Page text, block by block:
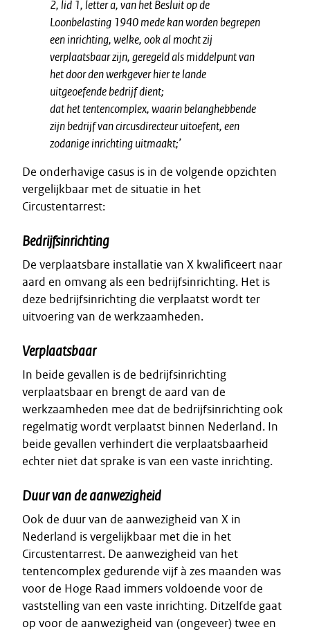
2, lid 1, letter a, van het Besluit op de
Loonbelasting 1940 mede kan worden begrepen
een inrichting, welke, ook al mocht zij
verplaatsbaar zijn, geregeld als middelpunt van
het door den werkgever hier te lande
uitgeoefende bedrijf dient;
dat het tentencomplex, waarin belanghebbende
zijn bedrijf van circusdirecteur uitoefent, een
zodanige inrichting uitmaakt;’
De onderhavige casus is in de volgende opzichten
vergelijkbaar met de situatie in het
Circustentarrest:
Bedrijfsinrichting
De verplaatsbare installatie van X kwalificeert naar
aard en omvang als een bedrijfsinrichting. Het is
deze bedrijfsinrichting die verplaatst wordt ter
uitvoering van de werkzaamheden.
Verplaatsbaar
In beide gevallen is de bedrijfsinrichting
verplaatsbaar en brengt de aard van de
werkzaamheden mee dat de bedrijfsinrichting ook
regelmatig wordt verplaatst binnen Nederland. In
beide gevallen verhindert die verplaatsbaarheid
echter niet dat sprake is van een vaste inrichting.
Duur van de aanwezigheid
Ook de duur van de aanwezigheid van X in
Nederland is vergelijkbaar met die in het
Circustentarrest. De aanwezigheid van het
tentencomplex gedurende vijf à zes maanden was
voor de Hoge Raad immers voldoende voor de
vaststelling van een vaste inrichting. Ditzelfde gaat
op voor de aanwezigheid van (ongeveer) twee en